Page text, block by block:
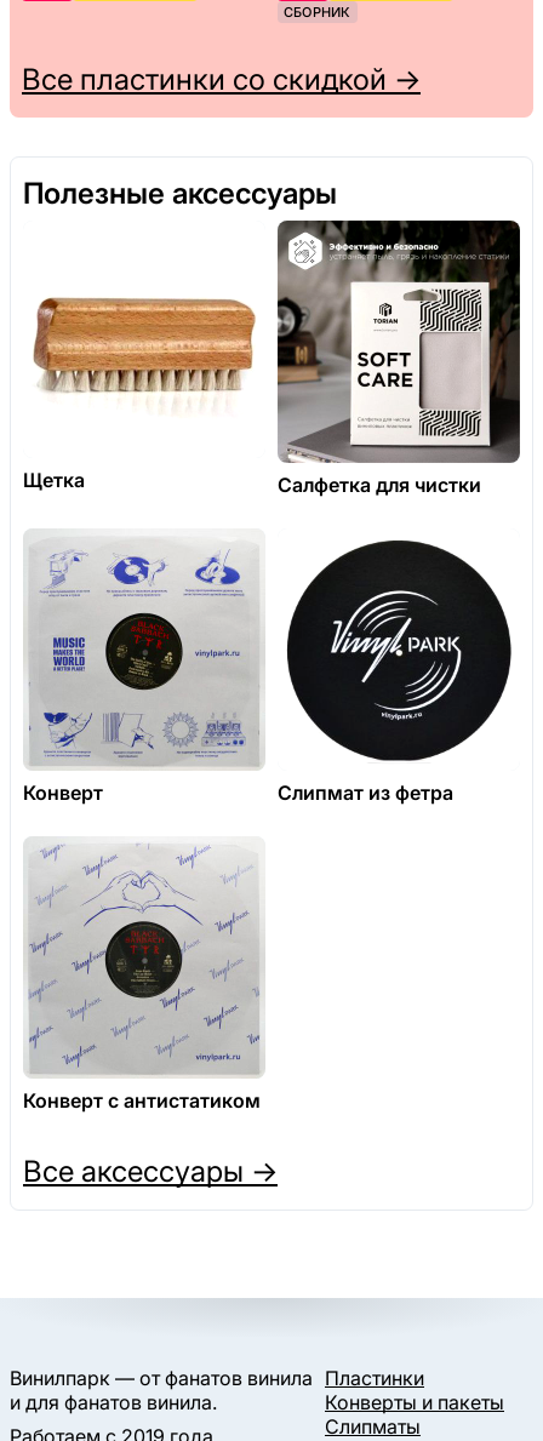
СБОРНИК
Все пластинки со скидкой →
Полезные аксессуары
Щетка Салфетка для чистки
Конверт Слипмат из фетра
Конверт с антистатиком
Все аксессуары →
Винилпарк — от фанатов винила
и для фанатов винила.
Пластинки
Конверты и пакеты
Слипматы